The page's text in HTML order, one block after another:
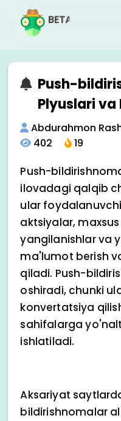
BETA
Push-
Plyuslari va
Abdurahmon
402
19
Push-
ilovadagi qalqib
ular
aktsiyalar,
yangilanishlar va
ma'lumot berish
qiladi. Push-
oshiradi, chunki
konvertatsiya
sahifalarga
ishlatiladi.
Aksariyat
bildirishnomalar